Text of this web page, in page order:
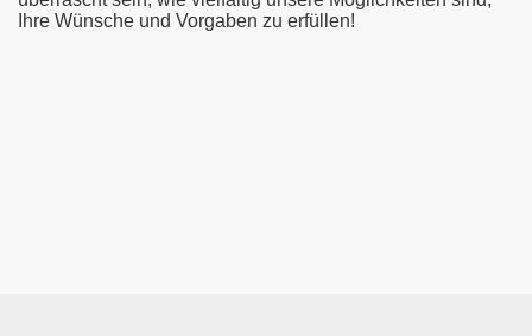
Ihre Wünsche und Vorgaben zu erfüllen!